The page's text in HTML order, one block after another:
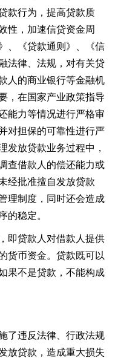
款行为，提高贷款质
性，加速信贷资金周
、《贷款通则》、《信
法律、法规，对有关贷
人的商业银行等金融机
，在国家产业政策指导
能力等情况进行严格审
对担保的可靠性进行严
发放贷款业务过程中，
查借款人的偿还能力或
经批准擅自发放贷款
理制度，同时还会造成
的稳定。
即贷款人对借款人提供
货币资金。贷款既可以
果不是贷款，不能构成
了违反法律、行政法规
放贷款，造成重大损失